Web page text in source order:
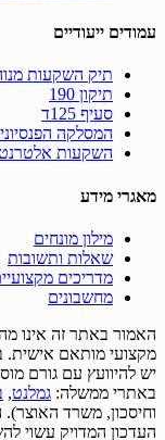
עמודים ייעודיים
תיק השקעות
תיקון 190
סעיף 125ד
המסלקה
השקעות
מאגרי מידע
מילון מונחים
שאלות ותשובות
מדריכים
מחשבונים
האמור באתר זה אינו
מקצועי מותאם אישית.
יש להיוועץ עם גורם
באתרי ממשלה: גמלנט,
וחיסכון, משרד האוצר).
העדכון המדויק עשוי